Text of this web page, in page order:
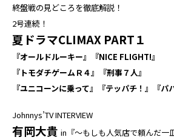
終盤戦の見どころを徹底解説！
2号連続！
夏ドラマCLIMAX PART１
『オールドルーキー』『NICE FLIGHT!』
『トモダチゲームＲ４』『刑事７人』
『ユニコーンに乗って』『テッパチ！』『パ
Johnnys’TV INTERVIEW
有岡大貴 in『～もしも人気店で頼んだ一